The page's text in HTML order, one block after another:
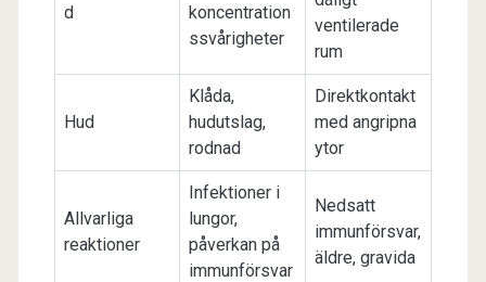
d
koncentration
ssvårigheter
ventilerade
rum
Hud
Klåda,
hudutslag,
rodnad
Direktkontakt
med angripna
ytor
Allvarliga
reaktioner
Infektioner i
lungor,
påverkan på
immunförsvar
Nedsatt
immunförsvar,
äldre, gravida